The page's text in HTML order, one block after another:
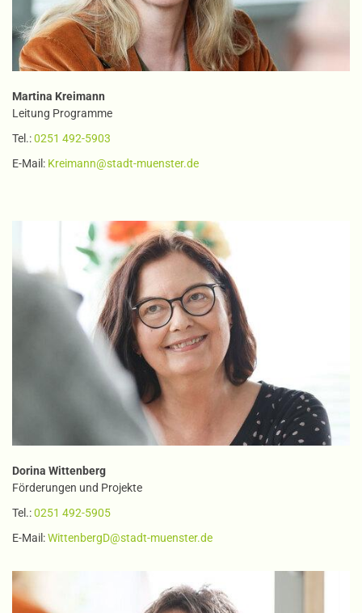
Martina Kreimann
Leitung Programme
Tel.:0251 492-5903
E-Mail: Kreimann@stadt-muenster.de
Dorina Wittenberg
Förderungen und Projekte
Tel.:0251 492-5905
E-Mail:WittenbergD@stadt-muenster.de